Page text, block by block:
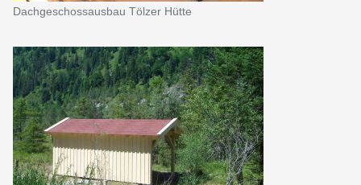
Dachgeschossausbau Tölzer Hütte